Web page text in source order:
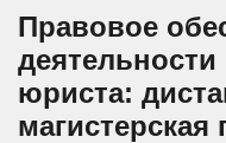
Правовое
юриста: